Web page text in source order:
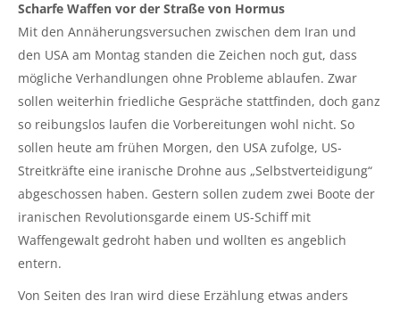
Scharfe Waffen vor der Straße von Hormus
Mit den Annäherungsversuchen zwischen dem Iran und
den USA am Montag standen die Zeichen noch gut, dass
mögliche Verhandlungen ohne Probleme ablaufen. Zwar
sollen weiterhin friedliche Gespräche stattfinden, doch ganz
so reibungslos laufen die Vorbereitungen wohl nicht. So
sollen heute am frühen Morgen, den USA zufolge, US-
Streitkräfte eine iranische Drohne aus „Selbstverteidigung“
abgeschossen haben. Gestern sollen zudem zwei Boote der
iranischen Revolutionsgarde einem US-Schiff mit
Waffengewalt gedroht haben und wollten es angeblich
entern.
Von Seiten des Iran wird diese Erzählung etwas anders